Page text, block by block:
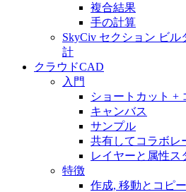
複合結果
手の計算
SkyCiv セクション ビ
計
クラウドCAD
入門
ショートカット +
キャンバス
サンプル
共有してコラボレ
レイヤーと属性ス
特徴
作成, 移動とコピ